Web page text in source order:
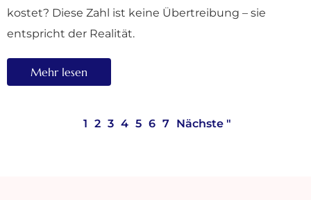
kostet? Diese Zahl ist keine Übertreibung – sie
entspricht der Realität.
Mehr lesen
1 2 3 4 5 6 7 Nächste "